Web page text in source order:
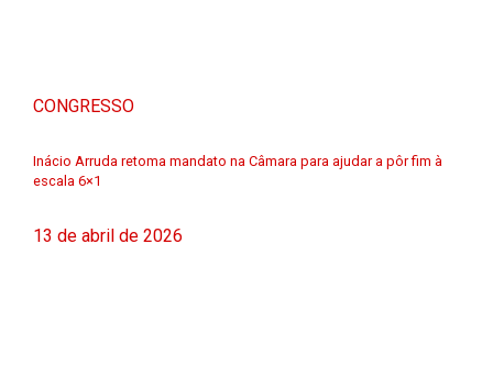
CONGRESSO
Inácio Arruda retoma mandato na Câmara para ajudar a pôr fim à
escala 6×1
13 de abril de 2026